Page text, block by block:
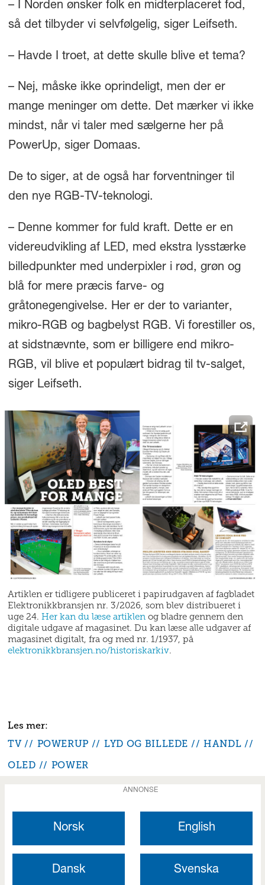
– I Norden ønsker folk en midterplaceret fod,
så det tilbyder vi selvfølgelig, siger Leifseth.
– Havde I troet, at dette skulle blive et tema?
– Nej, måske ikke oprindeligt, men der er
mange meninger om dette. Det mærker vi ikke
mindst, når vi taler med sælgerne her på
PowerUp, siger Domaas.
De to siger, at de også har forventninger til
den nye RGB-TV-teknologi.
– Denne kommer for fuld kraft. Dette er en
videreudvikling af LED, med ekstra lysstærke
billedpunkter med underpixler i rød, grøn og
blå for mere præcis farve- og
gråtonegengivelse. Her er der to varianter,
mikro-RGB og bagbelyst RGB. Vi forestiller os,
at sidstnævnte, som er billigere end mikro-
RGB, vil blive et populært bidrag til tv-salget,
siger Leifseth.
Artiklen er tidligere publiceret i papirudgaven af fagbladet
Elektronikkbransjen nr. 3/2026, som blev distribueret i
uge 24.Her kan du læse artiklen og bladre gennem den
digitale udgave af magasinet. Du kan læse alle udgaver af
magasinet digitalt, fra og med nr. 1/1937, på
elektronikkbransjen.no/historiskarkiv.
TV POWERUP LYD OG BILLEDE
HANDL
OLED
POWER
ANNONSE
Norsk English
Dansk Svenska